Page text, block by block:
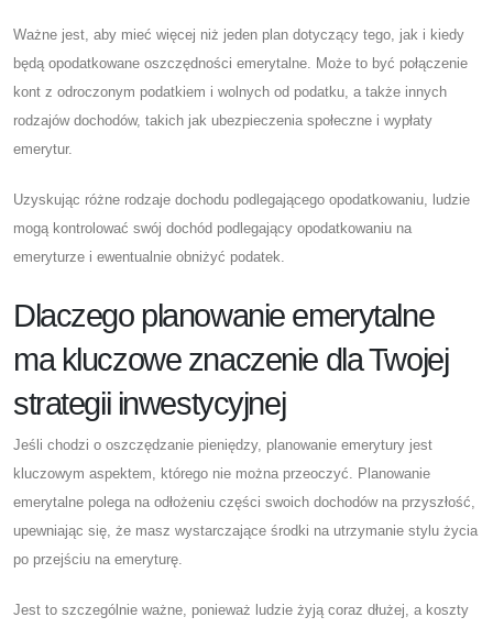
Ważne jest, aby mieć więcej niż jeden plan dotyczący tego, jak i kiedy
będą opodatkowane oszczędności emerytalne. Może to być połączenie
kont z odroczonym podatkiem i wolnych od podatku, a także innych
rodzajów dochodów, takich jak ubezpieczenia społeczne i wypłaty
emerytur.
Uzyskując różne rodzaje dochodu podlegającego opodatkowaniu, ludzie
mogą kontrolować swój dochód podlegający opodatkowaniu na
emeryturze i ewentualnie obniżyć podatek.
Dlaczego planowanie emerytalne
ma kluczowe znaczenie dla Twojej
strategii inwestycyjnej
Jeśli chodzi o oszczędzanie pieniędzy, planowanie emerytury jest
kluczowym aspektem, którego nie można przeoczyć. Planowanie
emerytalne polega na odłożeniu części swoich dochodów na przyszłość,
upewniając się, że masz wystarczające środki na utrzymanie stylu życia
po przejściu na emeryturę.
Jest to szczególnie ważne, ponieważ ludzie żyją coraz dłużej, a koszty